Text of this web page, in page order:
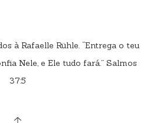
à Rafaelle Rühle. “Entrega o teu
Nele, e Ele tudo fará.” Salmos
37:5